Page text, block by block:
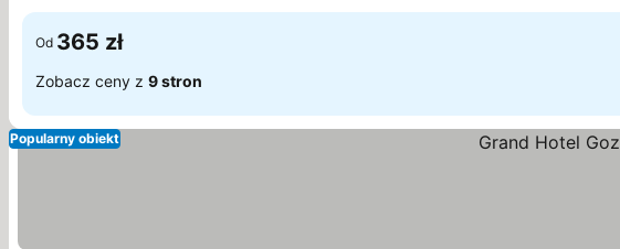
Od 365 zł
Zobacz ceny z 9 stron
Popularny obiekt